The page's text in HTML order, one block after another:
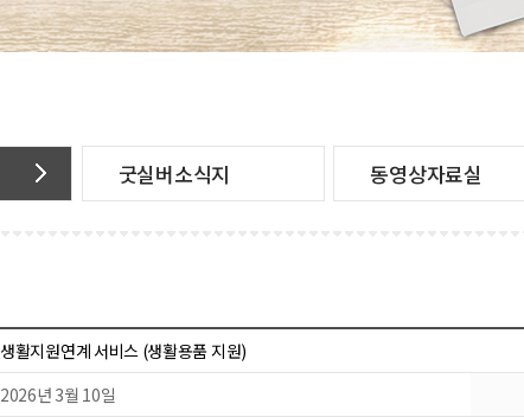
굿실버소식지 동영상자료실
생활지원연계 서비스 (생활용품 지원)
2026년 3월 10일